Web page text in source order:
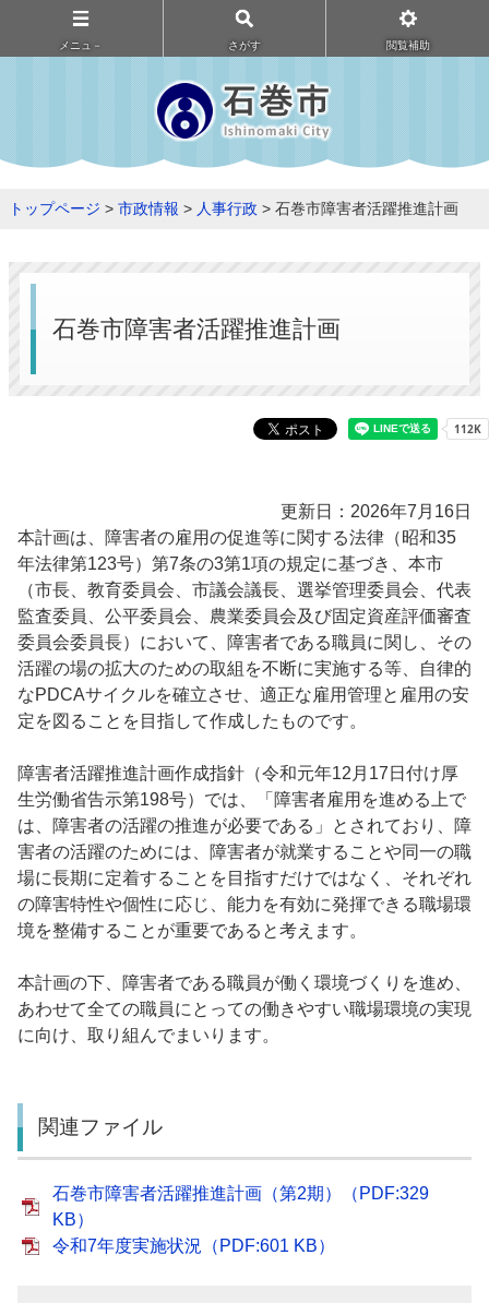
メニュ－ さがす 閲覧補助
トップページ > 市政情報 > 人事行政 > 石巻市障害者活躍推進計画
石巻市障害者活躍推進計画
更新日：2026年7月16日
本計画は、障害者の雇用の促進等に関する法律（昭和35
年法律第123号）第7条の3第1項の規定に基づき、本市
（市長、教育委員会、市議会議長、選挙管理委員会、代表
監査委員、公平委員会、農業委員会及び固定資産評価審査
委員会委員長）において、障害者である職員に関し、その
活躍の場の拡大のための取組を不断に実施する等、自律的
なPDCAサイクルを確立させ、適正な雇用管理と雇用の安
定を図ることを目指して作成したものです。
障害者活躍推進計画作成指針（令和元年12月17日付け厚
生労働省告示第198号）では、「障害者雇用を進める上で
は、障害者の活躍の推進が必要である」とされており、障
害者の活躍のためには、障害者が就業することや同一の職
場に長期に定着することを目指すだけではなく、それぞれ
の障害特性や個性に応じ、能力を有効に発揮できる職場環
境を整備することが重要であると考えます。
本計画の下、障害者である職員が働く環境づくりを進め、
あわせて全ての職員にとっての働きやすい職場環境の実現
に向け、取り組んでまいります。
関連ファイル
石巻市障害者活躍推進計画（第2期）（PDF:329
KB）
令和7年度実施状況（PDF:601 KB）